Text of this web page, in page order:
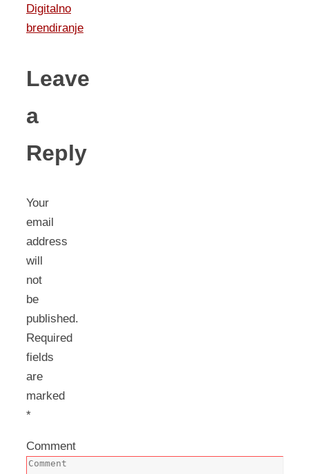
Digitalno
brendiranje
Leave
a
Reply
Your
email
address
will
not
be
published.
Required
fields
are
marked
*
Comment